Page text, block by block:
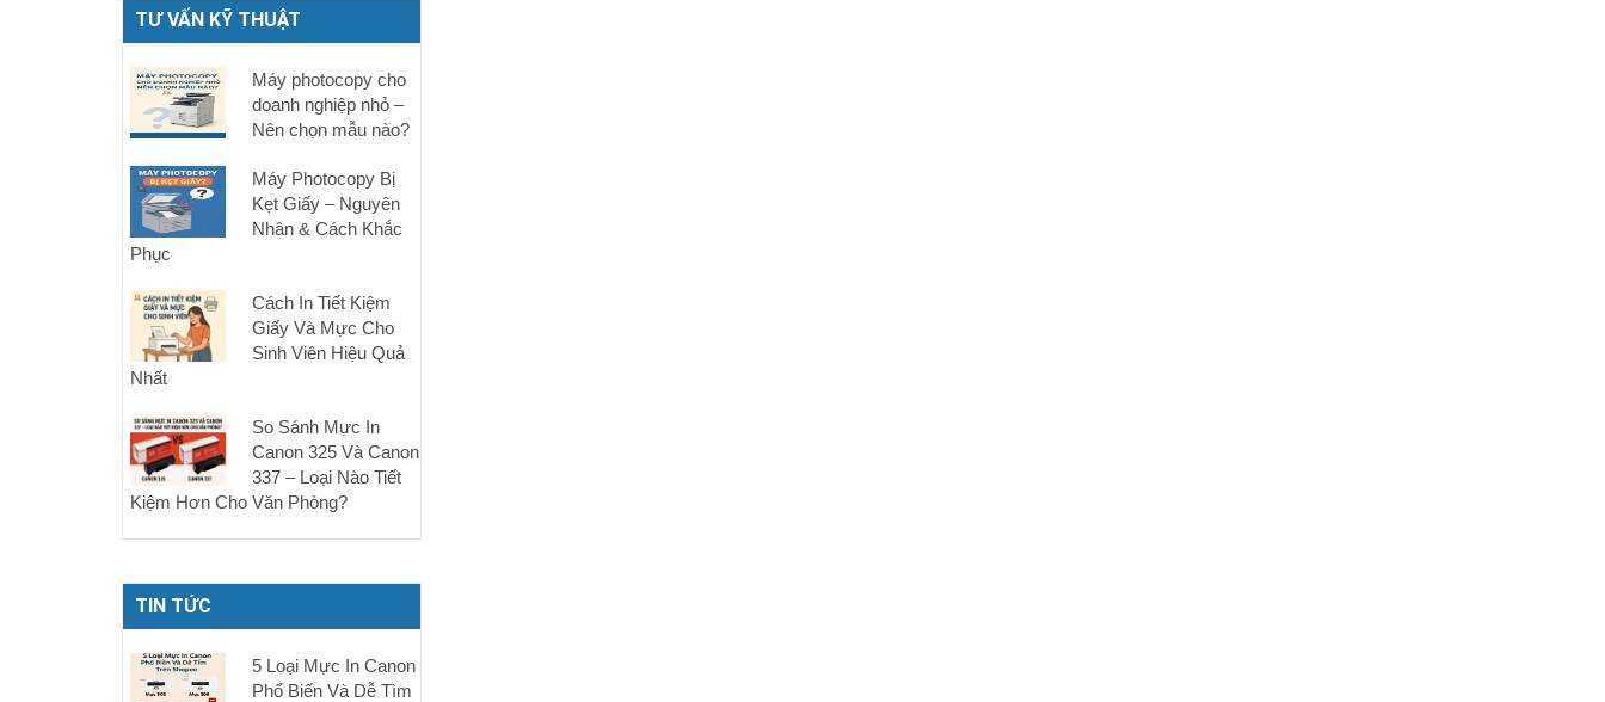
TƯ VẤN KỸ THUẬT
Máy photocopy cho
doanh nghiệp nhỏ –
Nên chọn mẫu nào?
Máy Photocopy Bị
Kẹt Giấy – Nguyên
Nhân & Cách Khắc
Phục
Cách In Tiết Kiệm
Giấy Và Mực Cho
Sinh Viên Hiệu Quả
Nhất
So Sánh Mực In
Canon 325 Và Canon
337 – Loại Nào Tiết
Kiệm Hơn Cho Văn Phòng?
TIN TỨC
5 Loại Mực In Canon
Phổ Biến Và Dễ Tìm